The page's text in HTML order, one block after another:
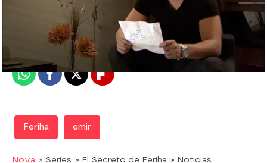
Madrid
Publicado: 30 de junio de 2019, 20:31
WhatsappFacebook
X Flipboard
Feriha emir
Nova » Series » El Secreto de Feriha » Noticias